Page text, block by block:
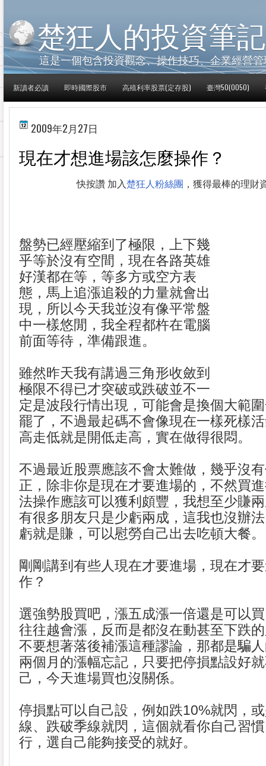
楚狂人的投資筆記
這是一個包含投資觀念、操作技巧、企業經營
新讀者必讀 即時國際股市 高殖利率股票(定存股) 臺灣50(0050)
2009年2月27日
現在才想進場該怎麼操作？
快按讚 加入楚狂人粉絲團 ，獲得最棒的理財
盤勢已經壓縮到了極限，上下幾
乎等於沒有空間，現在各路英雄
好漢都在等，等多方或空方表
態，馬上追漲追殺的力量就會出
現，所以今天我並沒有像平常盤
中一樣悠閒，我全程都杵在電腦
前面等待，準備跟進。
雖然昨天我有講過三角形收斂到
極限不得已才突破或跌破並不一
定是波段行情出現，可能會是換個大範
罷了，不過最起碼不會像現在一樣死樣
高走低就是開低走高，實在做得很悶。
不過最近股票應該不會太難做，幾乎沒
正，除非你是現在才要進場的，不然買
法操作應該可以獲利頗豐，我想至少賺
有很多朋友只是少虧兩成，這我也沒辦
虧就是賺，可以慰勞自己出去吃頓大餐
剛剛講到有些人現在才要進場，現在才
作？
選強勢股買吧，漲五成漲一倍還是可以
往往越會漲，反而是都沒在動甚至下跌
不要想著落後補漲這種謬論，那都是騙
兩個月的漲幅忘記，只要把停損點設好
己，今天進場買也沒關係。
停損點可以自己設，例如跌10%就閃，
線、跌破季線就閃，這個就看你自己習
行，選自己能夠接受的就好。